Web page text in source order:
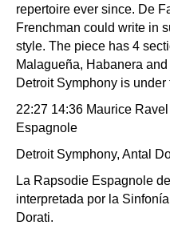
repertoire ever since. De
Frenchman could write in
style. The piece has 4
Malagueña, Habanera
Detroit Symphony is
22:27 14:36 Maurice
Espagnole
Detroit Symphony, Antal
La Rapsodie Espagnole
interpretada por la
Dorati.